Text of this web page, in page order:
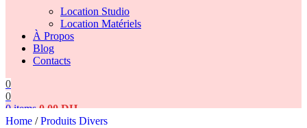
Location Studio
Location Matériels
À Propos
Blog
Contacts
0
0
0items 0,00DH
Home / Produits Divers